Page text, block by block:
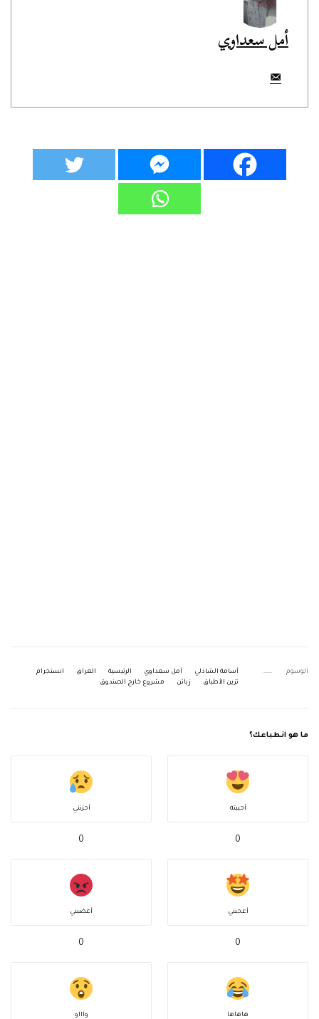
أمل سعداوي
الوسوم أسامة الشاذلي أمل سعداوي الرئيسية العراق
انستجرام
تزين الأطباق
زبائن مشروع خارج الصندوق
ما هو انطباعك؟
أحببته
0
أحزنني
0
أعجبني
0
أغضبني
0
هاهاها واااو